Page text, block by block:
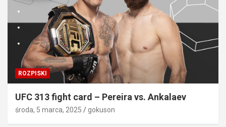
ROZPISKI
UFC 313 fight card – Pereira vs. Ankalaev
środa, 5 marca, 2025 gokuson